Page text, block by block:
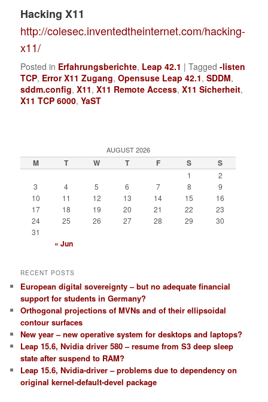
Hacking X11
http://colesec.inventedtheinternet.com/hacking-
x11/
Posted in Erfahrungsberichte, Leap 42.1 |Tagged -listen
TCP, Error X11 Zugang,Opensuse Leap 42.1,SDDM,
sddm.config,X11,X11 Remote Access,X11 Sicherheit,
X11 TCP 6000,YaST
AUGUST 2026
M T W T F S S
1
2
3
4 5 6 7 8
9
10
11 12 13 14 15
16
17
18 19 20 21 22
23
24
25 26 27 28 29
30
31
« Jun
RECENT POSTS
European digital sovereignty – but no adequate financial
support for students in Germany?
Orthogonal projections of MVNs and of their ellipsoidal
contour surfaces
New year – new operative system for desktops and laptops?
Leap 15.6, Nvidia driver 580 – resume from S3 deep sleep
state after suspend to RAM?
Leap 15.6, Nvidia-driver – problems due to dependency on
original kernel-default-devel package